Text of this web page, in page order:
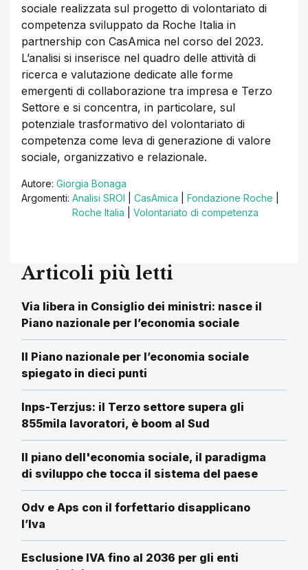
sociale realizzata sul progetto di volontariato di
competenza sviluppato da Roche Italia in
partnership con CasAmica nel corso del 2023.
L’analisi si inserisce nel quadro delle attività di
ricerca e valutazione dedicate alle forme
emergenti di collaborazione tra impresa e Terzo
Settore e si concentra, in particolare, sul
potenziale trasformativo del volontariato di
competenza come leva di generazione di valore
sociale, organizzativo e relazionale.
Autore: Giorgia Bonaga
Argomenti: Analisi SROI CasAmica Fondazione Roche
Roche Italia
Volontariato di competenza
Articoli più letti
Via libera in Consiglio dei ministri: nasce il
Piano nazionale per l’economia sociale
Il Piano nazionale per l’economia sociale
spiegato in dieci punti
Inps-Terzjus: il Terzo settore supera gli
855mila lavoratori, è boom al Sud
Il piano dell'economia sociale, il paradigma
di sviluppo che tocca il sistema del paese
Odv e Aps con il forfettario disapplicano
l’Iva
Esclusione IVA fino al 2036 per gli enti